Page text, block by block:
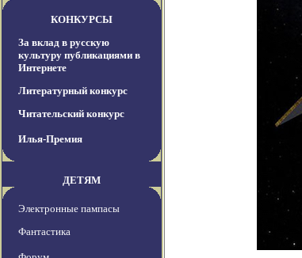
КОНКУРСЫ
За вклад в русскую
культуру публикациями в
Интернете
Литературный конкурс
Читательский конкурс
Илья-Премия
ДЕТЯМ
Электронные пампасы
Фантастика